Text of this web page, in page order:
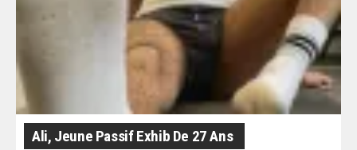
Ali, Jeune Passif Exhib De 27 Ans